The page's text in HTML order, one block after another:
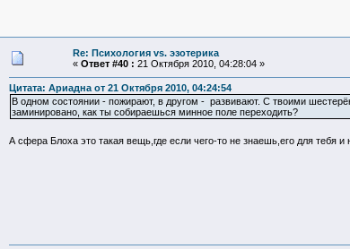
Re: Психология vs. эзотерика
« Ответ #40 : 21 Октября 2010, 04:28:04 »
Цитата: Ариадна от 21 Октября 2010, 04:24:54
В одном состоянии - пожирают, в другом - развивают. С твоими
заминировано, как ты собираешься минное поле переходить?
А сфера Блоха это такая вещь,где если чего-то не знаешь,его для тебя и